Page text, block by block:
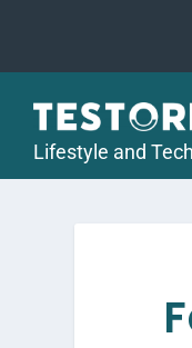
Lifestyle and Tech